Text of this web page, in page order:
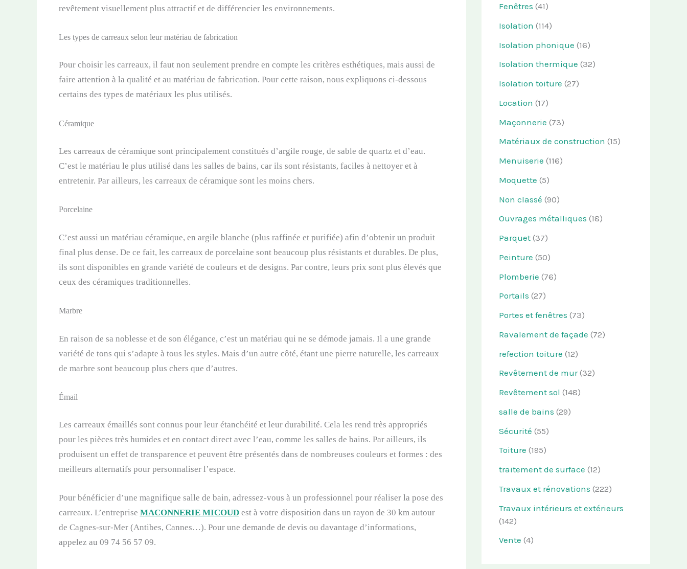
revêtement visuellement plus attractif et de différencier les environnements.
Les types de carreaux selon leur matériau de fabrication
Pour choisir les carreaux, il faut non seulement prendre en compte les critères esthétiques, mais aussi de
faire attention à la qualité et au matériau de fabrication. Pour cette raison, nous expliquons ci-dessous
certains des types de matériaux les plus utilisés.
Céramique
Les carreaux de céramique sont principalement constitués d’argile rouge, de sable de quartz et d’eau.
C’est le matériau le plus utilisé dans les salles de bains, car ils sont résistants, faciles à nettoyer et à
entretenir. Par ailleurs, les carreaux de céramique sont les moins chers.
Porcelaine
C’est aussi un matériau céramique, en argile blanche (plus raffinée et purifiée) afin d’obtenir un produit
final plus dense. De ce fait, les carreaux de porcelaine sont beaucoup plus résistants et durables. De plus,
ils sont disponibles en grande variété de couleurs et de designs. Par contre, leurs prix sont plus élevés que
ceux des céramiques traditionnelles.
Marbre
En raison de sa noblesse et de son élégance, c’est un matériau qui ne se démode jamais. Il a une grande
variété de tons qui s’adapte à tous les styles. Mais d’un autre côté, étant une pierre naturelle, les carreaux
de marbre sont beaucoup plus chers que d’autres.
Émail
Les carreaux émaillés sont connus pour leur étanchéité et leur durabilité. Cela les rend très appropriés
pour les pièces très humides et en contact direct avec l’eau, comme les salles de bains. Par ailleurs, ils
produisent un effet de transparence et peuvent être présentés dans de nombreuses couleurs et formes : des
meilleurs alternatifs pour personnaliser l’espace.
Pour bénéficier d’une magnifique salle de bain, adressez-vous à un professionnel pour réaliser la pose des
carreaux. L’entreprise MACONNERIE MICOUDest à votre disposition dans un rayon de 30 km autour
de Cagnes-sur-Mer (Antibes, Cannes…). Pour une demande de devis ou davantage d’informations,
appelez au 09 74 56 57 09.
Fenêtres (41)
Isolation (114)
Isolation phonique (16)
Isolation thermique (32)
Isolation toiture (27)
Location (17)
Maçonnerie (73)
Matériaux de construction (15)
Menuiserie (116)
Moquette (5)
Non classé (90)
Ouvrages métalliques (18)
Parquet (37)
Peinture (50)
Plomberie (76)
Portails (27)
Portes et fenêtres (73)
Ravalement de façade (72)
refection toiture (12)
Revêtement de mur(32)
Revêtement sol (148)
salle de bains (29)
Sécurité (55)
Toiture (195)
traitement de surface (12)
Travaux et rénovations (222)
Travaux intérieurs et extérieurs
(142)
Vente (4)